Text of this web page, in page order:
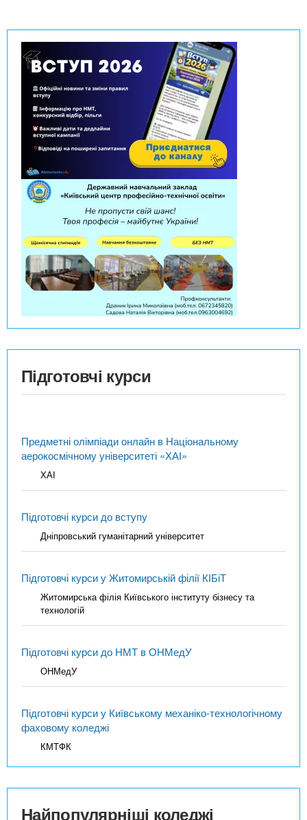
Підготовчі курси
Предметні олімпіади онлайн в Національному
аерокосмічному університеті «ХАІ»
ХАІ
Підготовчі курси до вступу
Дніпровський гуманітарний університет
Підготовчі курси у Житомирській філії КІБіТ
Житомирська філія Київського інституту бізнесу та
технологій
Підготовчі курси до НМТ в ОНМедУ
ОНМедУ
Підготовчі курси у Київському механіко-технологічному
фаховому коледжі
КМТФК
Найпопулярніші коледжі